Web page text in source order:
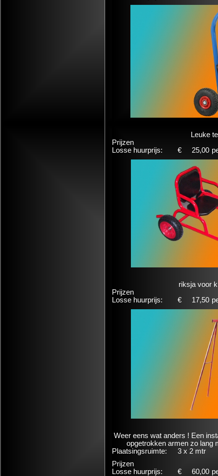
Leuke
Prijzen
Losse huurprijs:
€ 25,00
riksja voor
Prijzen
Losse huurprijs:
€ 17,50
Weer eens wat anders ! Een
opgetrokken armen zo lang
Plaatsingsruimte:
3 x 2 mtr
Prijzen
Losse huurprijs:
€ 60,00